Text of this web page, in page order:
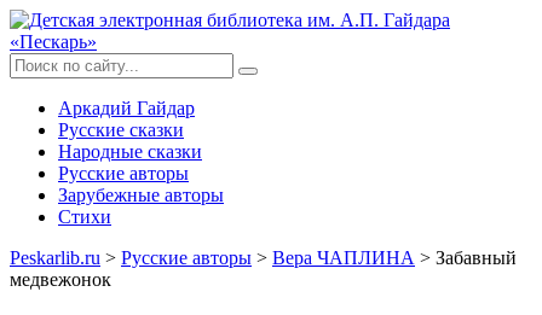
Аркадий Гайдар
Русские сказки
Народные сказки
Русские авторы
Зарубежные авторы
Стихи
Peskarlib.ru > Русские авторы > Вера ЧАПЛИНА > Забавный
медвежонок